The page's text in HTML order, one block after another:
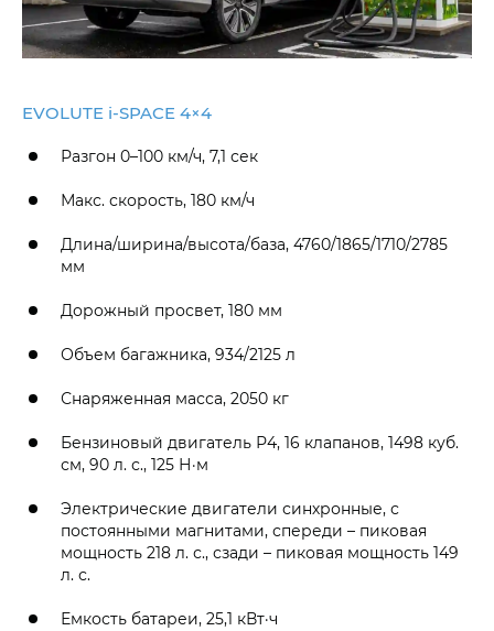
EVOLUTE i‑SPACE 4×4
Разгон 0–100 км/ч, 7,1 сек
Макс. скорость, 180 км/ч
Длина/ширина/высота/база, 4760/1865/1710/2785
мм
Дорожный просвет, 180 мм
Объем багажника, 934/2125 л
Снаряженная масса, 2050 кг
Бензиновый двигатель Р4, 16 клапанов, 1498 куб.
см, 90 л. с., 125 Н·м
Электрические двигатели синхронные, с
постоянными магнитами, спереди – пиковая
мощность 218 л. с., сзади – пиковая мощность 149
л. с.
Емкость батареи, 25,1 кВт·ч